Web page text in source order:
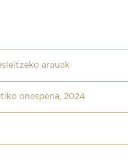
arauak
onespena, 2024